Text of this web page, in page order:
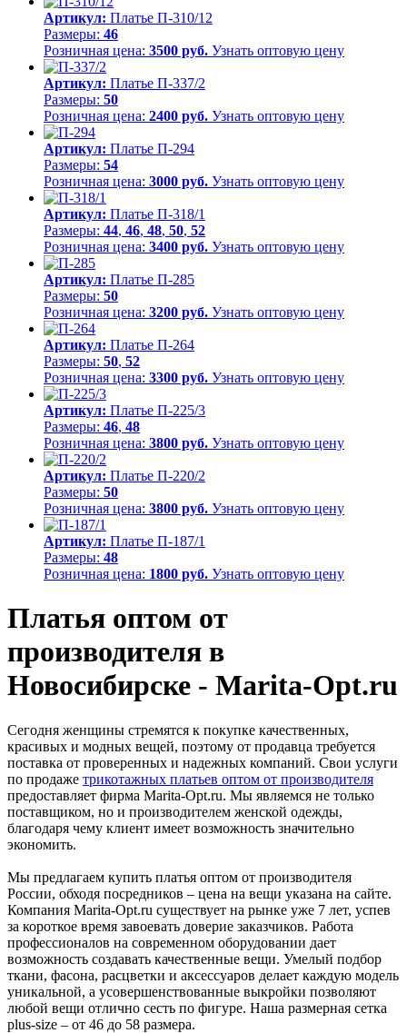
Артикул: Платье П-310/12
Размеры: 46
Розничная цена: 3500 руб. Узнать оптовую цену
Артикул: Платье П-337/2
Размеры: 50
Розничная цена: 2400 руб. Узнать оптовую цену
Артикул: Платье П-294
Размеры: 54
Розничная цена: 3000 руб. Узнать оптовую цену
Артикул: Платье П-318/1
Размеры: 44, 46, 48, 50, 52
Розничная цена: 3400 руб. Узнать оптовую цену
Артикул: Платье П-285
Размеры: 50
Розничная цена: 3200 руб. Узнать оптовую цену
Артикул: Платье П-264
Размеры: 50, 52
Розничная цена: 3300 руб. Узнать оптовую цену
Артикул: Платье П-225/3
Размеры: 46, 48
Розничная цена: 3800 руб. Узнать оптовую цену
Артикул: Платье П-220/2
Размеры: 50
Розничная цена: 3800 руб. Узнать оптовую цену
Артикул: Платье П-187/1
Размеры: 48
Розничная цена: 1800 руб. Узнать оптовую цену
Платья оптом от
производителя в
Новосибирске - Marita-Opt.ru
Сегодня женщины стремятся к покупке качественных,
красивых и модных вещей, поэтому от продавца требуется
поставка от проверенных и надежных компаний. Свои услуги
по продаже трикотажных платьев оптом от производителя
предоставляет фирма Marita-Opt.ru. Мы являемся не только
поставщиком, но и производителем женской одежды,
благодаря чему клиент имеет возможность значительно
экономить.
Мы предлагаем купить платья оптом от производителя
России, обходя посредников – цена на вещи указана на сайте.
Компания Marita-Opt.ru существует на рынке уже 7 лет, успев
за короткое время завоевать доверие заказчиков. Работа
профессионалов на современном оборудовании дает
возможность создавать качественные вещи. Умелый подбор
ткани, фасона, расцветки и аксессуаров делает каждую модель
уникальной, а усовершенствованные выкройки позволяют
любой вещи отлично сесть по фигуре. Наша размерная сетка
plus-size – от 46 до 58 размера.